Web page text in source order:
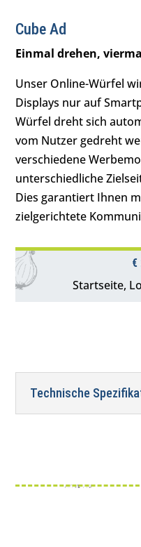
Cube Ad
Einmal drehen,
Unser Online-Würfel
Displays nur auf
Würfel dreht sich
vom Nutzer gedreht
verschiedene
unterschiedliche
Dies garantiert Ihnen
zielgerichtete
€
Startseite,
Technische